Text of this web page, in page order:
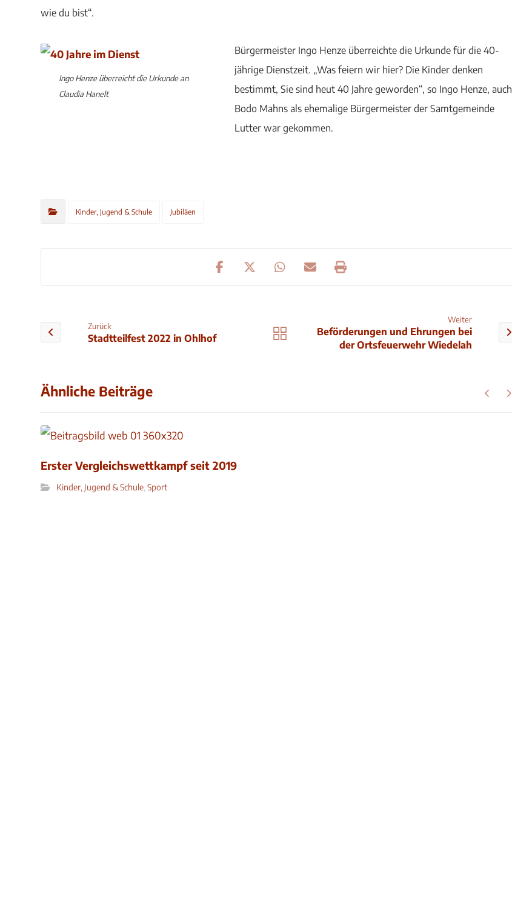
wie du bist“.
Ingo Henze überreicht die Urkunde an
Claudia Hanelt
Bürgermeister Ingo Henze überreichte die Urkunde für die 40-
jährige Dienstzeit. „Was feiern wir hier? Die Kinder denken
bestimmt, Sie sind heut 40 Jahre geworden“, so Ingo Henze, auch
Bodo Mahns als ehemalige Bürgermeister der Samtgemeinde
Lutter war gekommen.
Kinder, Jugend & Schule Jubiläen
Zurück
Stadtteilfest 2022 in Ohlhof
Weiter
Beförderungen und Ehrungen bei
der Ortsfeuerwehr Wiedelah
Ähnliche Beiträge
Erster Vergleichswettkampf seit 2019
Kinder, Jugend & Schule,Sport